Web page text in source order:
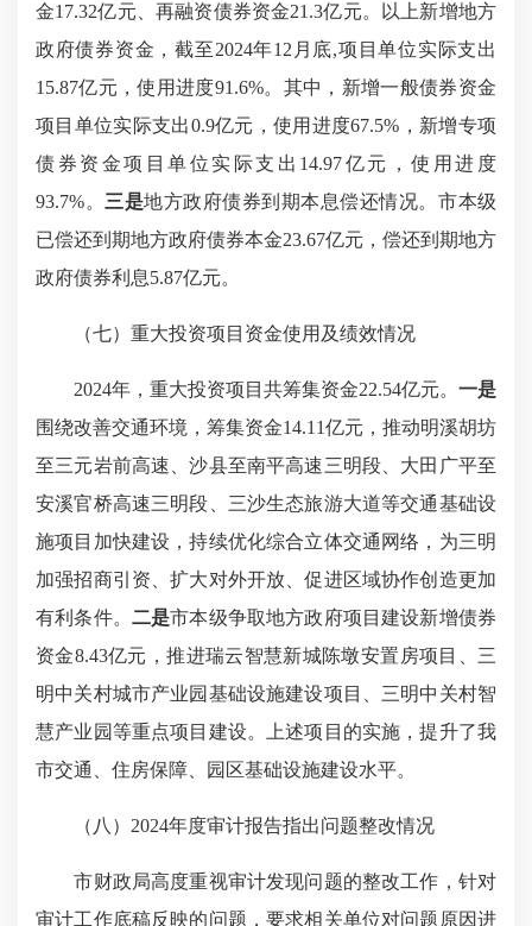
金17.32亿元、再融资债券资金21.3亿元。以上新增地方
政府债券资金，截至2024年12月底,项目单位实际支出
15.87亿元，使用进度91.6%。其中，新增一般债券资金
项目单位实际支出0.9亿元，使用进度67.5%，新增专项
债券资金项目单位实际支出14.97亿元，使用进度
93.7%。 三是地方政府债券到期本息偿还情况。市本级
已偿还到期地方政府债券本金23.67亿元，偿还到期地方
政府债券利息5.87亿元。
（七）重大投资项目资金使用及绩效情况
2024年，重大投资项目共筹集资金22.54亿元。 一是
围绕改善交通环境，筹集资金14.11亿元，推动明溪胡坊
至三元岩前高速、沙县至南平高速三明段、大田广平至
安溪官桥高速三明段、三沙生态旅游大道等交通基础设
施项目加快建设，持续优化综合立体交通网络，为三明
加强招商引资、扩大对外开放、促进区域协作创造更加
有利条件。 二是市本级争取地方政府项目建设新增债券
资金8.43亿元，推进瑞云智慧新城陈墩安置房项目、三
明中关村城市产业园基础设施建设项目、三明中关村智
慧产业园等重点项目建设。上述项目的实施，提升了我
市交通、住房保障、园区基础设施建设水平。
（八）2024年度审计报告指出问题整改情况
市财政局高度重视审计发现问题的整改工作，针对
审计工作底稿反映的问题，要求相关单位对问题原因进